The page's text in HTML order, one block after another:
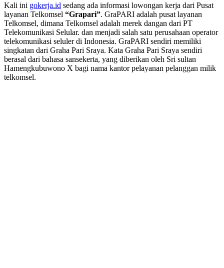
Kali ini gokerja.id sedang ada informasi lowongan kerja dari Pusat
layanan Telkomsel “Grapari”. GraPARI adalah pusat layanan
Telkomsel, dimana Telkomsel adalah merek dangan dari PT
Telekomunikasi Selular. dan menjadi salah satu perusahaan operator
telekomunikasi seluler di Indonesia. GraPARI sendiri memiliki
singkatan dari Graha Pari Sraya. Kata Graha Pari Sraya sendiri
berasal dari bahasa sansekerta, yang diberikan oleh Sri sultan
Hamengkubuwono X bagi nama kantor pelayanan pelanggan milik
telkomsel.